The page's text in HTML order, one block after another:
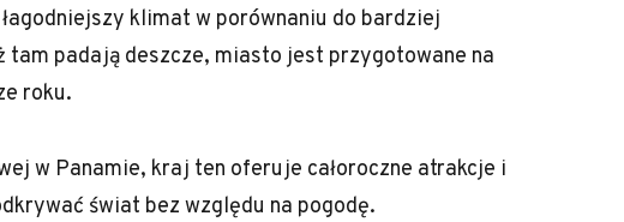
klimat w porównaniu do bardziej
padają deszcze, miasto jest przygotowane na
roku.
w Panamie, kraj ten oferuje całoroczne atrakcje i
świat bez względu na pogodę.